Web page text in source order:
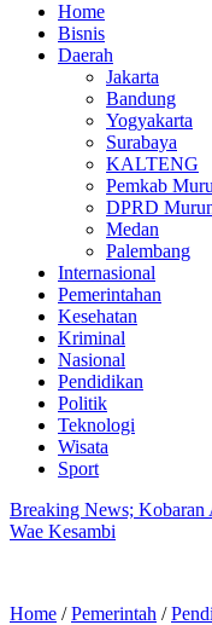
Home
Bisnis
Daerah
Jakarta
Bandung
Yogyakarta
Surabaya
KALTENG
Pemkab
DPRD
Medan
Palembang
Internasional
Pemerintahan
Kesehatan
Kriminal
Nasional
Pendidikan
Politik
Teknologi
Wisata
Sport
Breaking News; Kobaran
Wae Kesambi
Home /Pemerintah /